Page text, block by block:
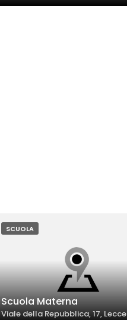
SCUOLA
Scuola Materna
Viale della Repubblica, 17, Lecce